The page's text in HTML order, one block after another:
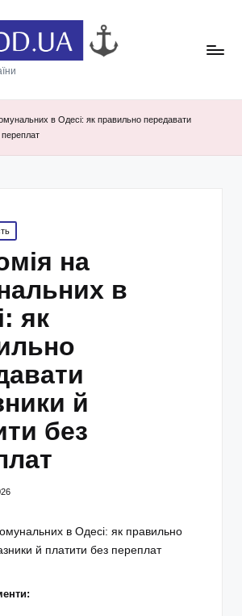
в Одесі: як правильно передавати
переплат
на
в
як
й
без